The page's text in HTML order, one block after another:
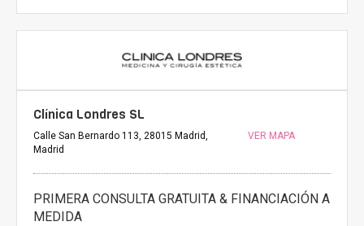
Clínica Londres SL
Calle San Bernardo 113, 28015 Madrid,
Madrid
VER MAPA
PRIMERA CONSULTA GRATUITA & FINANCIACIÓN A
MEDIDA